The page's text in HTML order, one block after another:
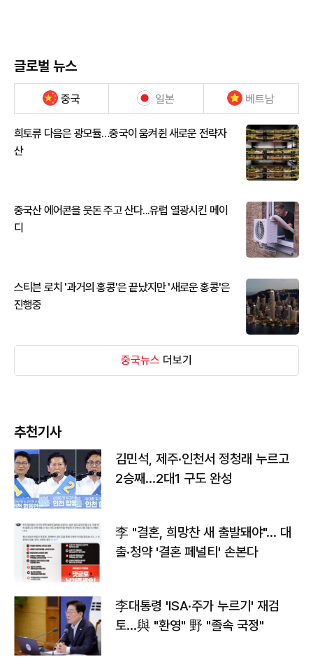
글로벌 뉴스
중국 일본 베트남
희토류 다음은 광모듈…중국이 움켜쥔 새로운 전략자
산
중국산 에어콘을 웃돈 주고 산다...유럽 열광시킨 메이
디
스티븐 로치 '과거의 홍콩'은 끝났지만 '새로운 홍콩'은
진행중
중국뉴스 더보기
추천기사
김민석, 제주·인천서 정청래 누르고
2승째…2대1 구도 완성
李 "결혼, 희망찬 새 출발돼야"… 대
출·청약 '결혼 페널티' 손본다
李대통령 'ISA·주가 누르기' 재검
토…與 "환영" 野 "졸속 국정"